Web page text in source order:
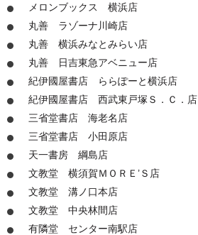
メロンブックス 横浜店
丸善 ラゾーナ川崎店
丸善 横浜みなとみらい店
丸善 日吉東急アベニュー店
紀伊國屋書店 ららぽーと横浜店
紀伊國屋書店 西武東戸塚Ｓ．Ｃ．店
三省堂書店 海老名店
三省堂書店 小田原店
天一書房 綱島店
文教堂 横須賀ＭＯＲＥ’Ｓ店
文教堂 溝ノ口本店
文教堂 中央林間店
有隣堂 センター南駅店